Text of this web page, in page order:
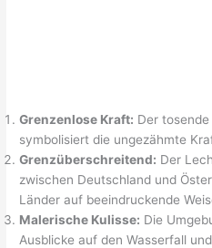
Grenzenlose Kraft: Der
symbolisiert die ungezähmte
Grenzüberschreitend: Der
zwischen Deutschland und
Länder auf beeindruckende
Malerische Kulisse: Die
Ausblicke auf den Wasserfall